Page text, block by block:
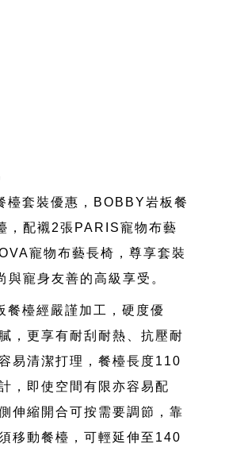
檯套裝優惠，BOBBY岩板餐
，配襯2張PARIS寵物布藝
寵物布藝長椅，尊享套裝
與寵身友善的高級享受。
餐檯經嚴謹加工，硬度優
，更享有耐刮耐熱、抗壓耐
易清潔打理，餐檯長度110
，即使空間有限亦容易配
伸縮開合可按需要調節，靠
移動餐檯，可輕延伸至140